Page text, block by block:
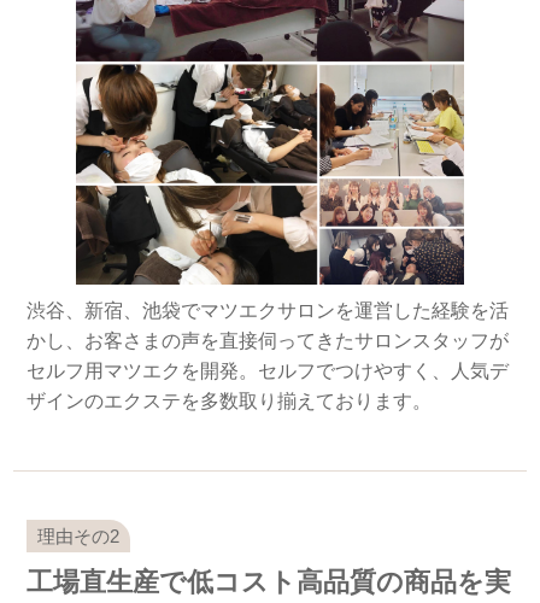
渋谷、新宿、池袋でマツエクサロンを運営した経験を活
かし、お客さまの声を直接伺ってきたサロンスタッフが
セルフ用マツエクを開発。セルフでつけやすく、人気デ
ザインのエクステを多数取り揃えております。
工場直生産で低コスト高品質の商品を実